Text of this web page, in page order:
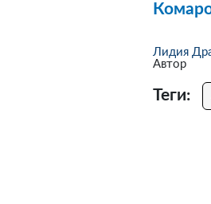
Лидия
Автор
Теги: